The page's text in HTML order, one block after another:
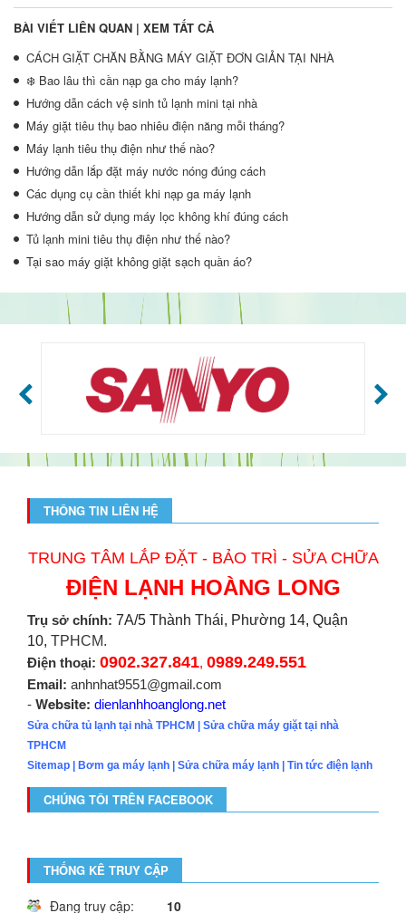
BÀI VIẾT LIÊN QUAN | XEM TẤT CẢ
CÁCH GIẶT CHĂN BẰNG MÁY GIẶT ĐƠN GIẢN TẠI NHÀ
❄️ Bao lâu thì cần nạp ga cho máy lạnh?
Hướng dẫn cách vệ sinh tủ lạnh mini tại nhà
Máy giặt tiêu thụ bao nhiêu điện năng mỗi tháng?
Máy lạnh tiêu thụ điện như thế nào?
Hướng dẫn lắp đặt máy nước nóng đúng cách
Các dụng cụ cần thiết khi nạp ga máy lạnh
Hướng dẫn sử dụng máy lọc không khí đúng cách
Tủ lạnh mini tiêu thụ điện như thế nào?
Tại sao máy giặt không giặt sạch quần áo?
THÔNG TIN LIÊN HỆ
TRUNG TÂM LẮP ĐẶT - BẢO TRÌ - SỬA CHỮA
ĐIỆN LẠNH HOÀNG LONG
Trụ sở chính: 7A/5 Thành Thái, Phường 14, Quận
10, TPHCM.
Điện thoại: 0902.327.841, 0989.249.551
Email: anhnhat9551@gmail.com
- Website: dienlanhhoanglong.net
Sửa chữa tủ lạnh tại nhà TPHCM
Sửa chữa máy giặt tại nhà
TPHCM
Sitemap
Bơm ga máy lạnh Sửa chữa máy lạnh Tin tức điện lạnh
CHÚNG TÔI TRÊN FACEBOOK
THỐNG KÊ TRUY CẬP
Đang truy cập: 10